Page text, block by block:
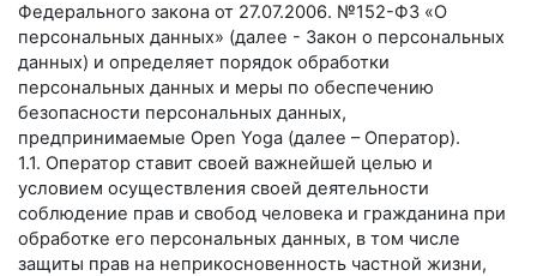
Федерального закона от 27.07.2006. №152-ФЗ «О
персональных данных» (далее - Закон о персональных
данных) и определяет порядок обработки
персональных данных и меры по обеспечению
безопасности персональных данных,
предпринимаемые Open Yoga (далее – Оператор).
1.1. Оператор ставит своей важнейшей целью и
условием осуществления своей деятельности
соблюдение прав и свобод человека и гражданина при
обработке его персональных данных, в том числе
защиты прав на неприкосновенность частной жизни,